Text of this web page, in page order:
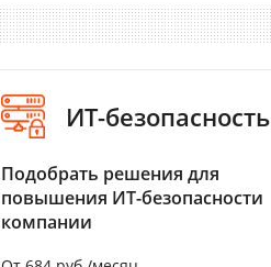
ИТ-безопасность
Подобрать решения для
повышения ИТ-безопасности
компании